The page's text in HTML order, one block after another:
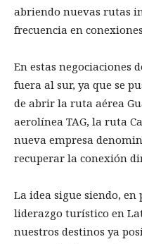
abriendo nuevas rutas
frecuencia en
En estas negociaciones
fuera al sur, ya que se
de abrir la ruta aérea
aerolínea TAG, la ruta
nueva empresa
recuperar la conexión
La idea sigue siendo,
liderazgo turístico en
nuestros destinos ya